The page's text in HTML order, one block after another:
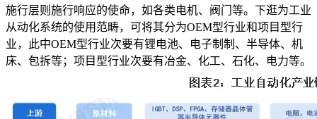
施行层则施行响应的使命，如各类电机、阀门等。下逛为工业
从动化系统的使用范畴，可将其分为OEM型行业和项目型行
业，此中OEM型行业次要有锂电池、电子制制、半导体、机
床、包拆等；项目型行业次要有冶金、化工、石化、电力等。